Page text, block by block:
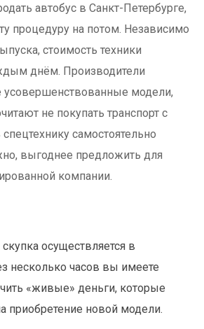
автобус в Санкт-Петербурге,
процедуру на потом. Независимо
стоимость техники
днём. Производители
модели,
не покупать транспорт с
самостоятельно
выгоднее предложить для
компании.
осуществляется в
несколько часов вы имеете
«живые» деньги, которые
приобретение новой модели.